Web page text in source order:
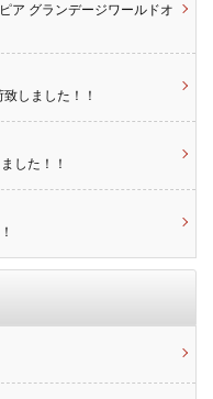
ア グランデージワールドオ
しました！！
した！！